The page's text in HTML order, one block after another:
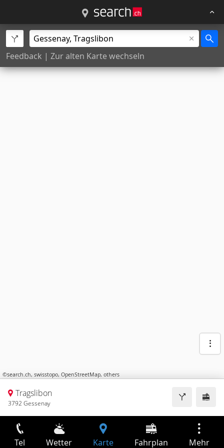
Feedback | Zur alten Karte wechseln
©search.ch, swisstopo, OpenStreetMap, others
Tragslibon
3792 Gessenay
Tel Wetter Karte Fahrplan Mehr